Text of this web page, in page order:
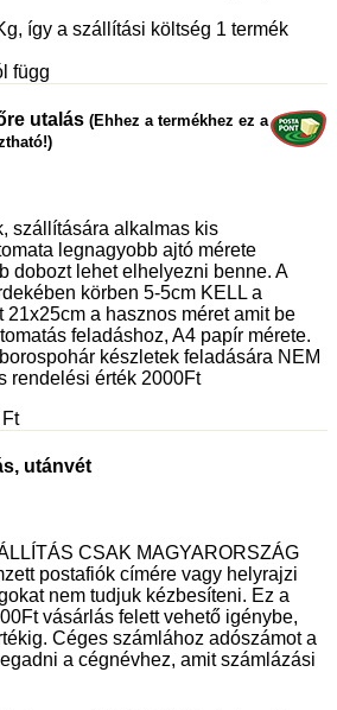
, így a szállítási költség 1 termék
függ
utalás (Ehhez a termékhez ez a
szállítására alkalmas kis
legnagyobb ajtó mérete
dobozt lehet elhelyezni benne. A
körben 5-5cm KELL a
21x25cm a hasznos méret amit be
feladáshoz, A4 papír mérete.
készletek feladására NEM
rendelési érték 2000Ft
Ft
utánvét
CSAK MAGYARORSZÁG
postafiók címére vagy helyrajzi
nem tudjuk kézbesíteni. Ez a
vásárlás felett vehető igénybe,
Céges számlához adószámot a
a cégnévhez, amit számlázási